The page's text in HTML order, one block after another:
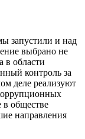
запустили и над
выбрано не
в области
контроль за
деле реализуют
в обществе
направления